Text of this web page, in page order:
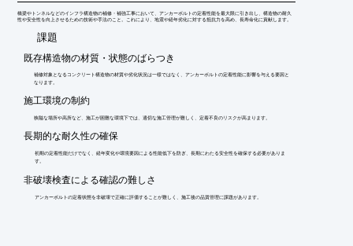
橋梁やトンネルなどのインフラ構造物の補修・補強工事において、アンカーボルトの定着性能を最大限に引き出し、構造物の耐久
性や安全性を向上させるための技術や手法のこと。これにより、地震や経年劣化に対する抵抗力を高め、長寿命化に貢献します。
​課題
既存構造物の材質・状態のばらつき
補修対象となるコンクリート構造物の材質や劣化状況は一様ではなく、アンカーボルトの定着性能に影響を与える要因と
なります。
施工環境の制約
狭隘な場所や高所など、施工が困難な環境下では、適切な施工管理が難しく、定着不良のリスクが高まります。
長期的な耐久性の確保
初期の定着性能だけでなく、経年変化や環境要因による性能低下を防ぎ、長期にわたる安全性を確保する必要がありま
す。
非破壊検査による確認の難しさ
アンカーボルトの定着状態を非破壊で正確に評価することが難しく、施工後の品質管理に課題があります。